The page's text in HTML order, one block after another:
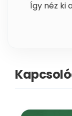
Így néz ki